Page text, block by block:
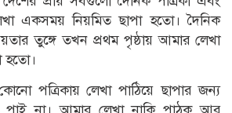
একসময় নিয়মিত ছাপা হতো। দৈনিক
তুঙ্গে তখন প্রথম পৃষ্ঠায় আমার লেখা
হতো।
পত্রিকায় লেখা পাঠিয়ে ছাপার জন্য